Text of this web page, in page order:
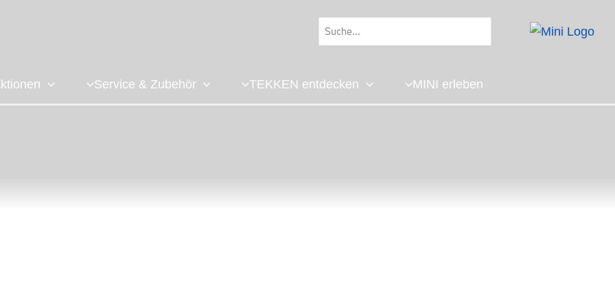
for:
Service & Zubehör TEKKEN entdecken MINI erleben